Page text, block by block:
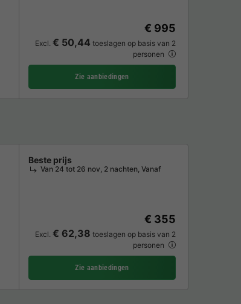
€ 995
Excl. € 50,44 toeslagen op basis van 2
personen
Zie aanbiedingen
Beste prijs
Van 24 tot 26 nov, 2 nachten, Vanaf
€ 355
Excl. € 62,38 toeslagen op basis van 2
personen
Zie aanbiedingen